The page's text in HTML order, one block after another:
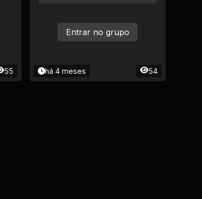
55 há 4 meses 54
Entrar no grupo